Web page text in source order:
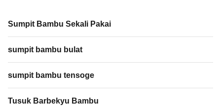
Sumpit Bambu Sekali Pakai
sumpit bambu bulat
sumpit bambu tensoge
Tusuk Barbekyu Bambu